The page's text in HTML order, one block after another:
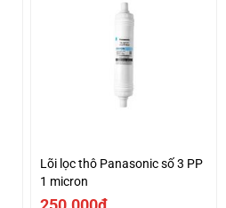
Lõi lọc thô Panasonic số 3 PP
1 micron